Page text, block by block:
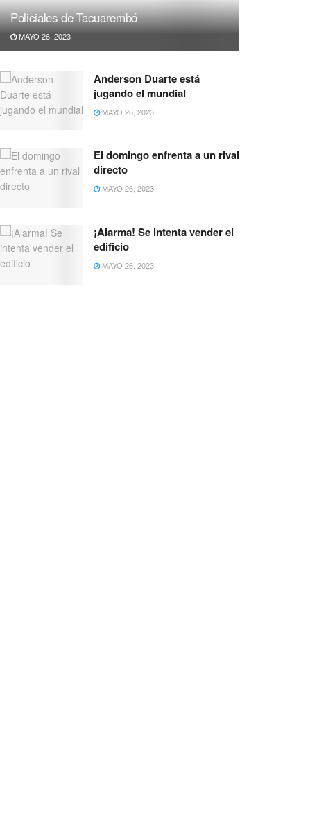
Policiales de Tacuarembó
MAYO 26, 2023
Anderson Duarte está
jugando el mundial
MAYO 26, 2023
El domingo enfrenta a un rival
directo
MAYO 26, 2023
¡Alarma! Se intenta vender el
edificio
MAYO 26, 2023